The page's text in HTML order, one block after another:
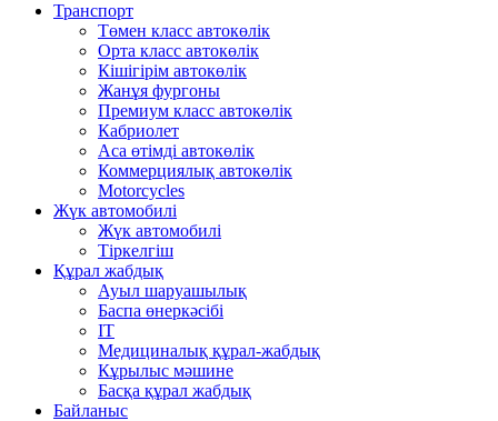
Транспорт
Төмен класс автокөлік
Орта класс автокөлік
Кішігірім автокөлік
Жанұя фургоны
Премиум класс автокөлік
Кабриолет
Аса өтімді автокөлік
Коммерциялық автокөлік
Motorcycles
Жүк автомобилі
Жүк автомобилі
Тіркелгіш
Құрал жабдық
Ауыл шаруашылық
Баспа өнеркәсібі
IT
Медициналық құрал-жабдық
Кұрылыс мәшине
Басқа құрал жабдық
Байланыс